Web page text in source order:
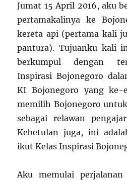
Jumat 15 April 2016, aku
pertamakalinya ke
kereta api (pertama kali
pantura). Tujuanku kali
berkumpul dengan
Inspirasi Bojonegoro
KI Bojonegoro yang ke-
memilih Bojonegoro
sebagai relawan
Kebetulan juga, ini
ikut Kelas Inspirasi
Aku memulai